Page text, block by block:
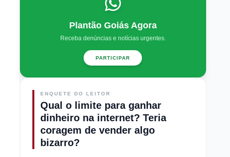
Plantão Goiás Agora
Receba denúncias e notícias urgentes.
PARTICIPAR
ENQUETE DO LEITOR
Qual o limite para ganhar
dinheiro na internet? Teria
coragem de vender algo
bizarro?